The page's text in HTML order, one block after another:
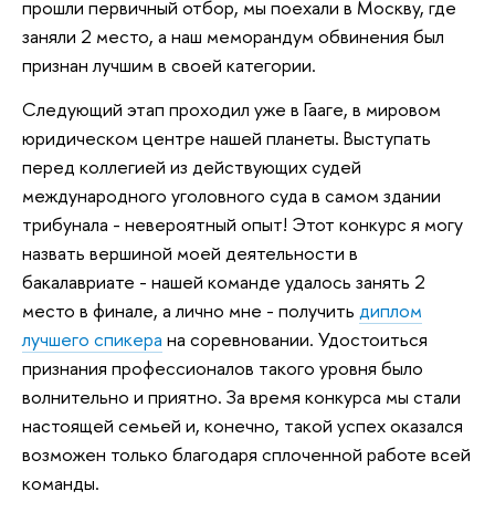
прошли первичный отбор, мы поехали в Москву, где
заняли 2 место, а наш меморандум обвинения был
признан лучшим в своей категории.
Следующий этап проходил уже в Гааге, в мировом
юридическом центре нашей планеты. Выступать
перед коллегией из действующих судей
международного уголовного суда в самом здании
трибунала - невероятный опыт! Этот конкурс я могу
назвать вершиной моей деятельности в
бакалавриате - нашей команде удалось занять 2
место в финале, а лично мне - получить диплом
лучшего спикера на соревновании. Удостоиться
признания профессионалов такого уровня было
волнительно и приятно. За время конкурса мы стали
настоящей семьей и, конечно, такой успех оказался
возможен только благодаря сплоченной работе всей
команды.